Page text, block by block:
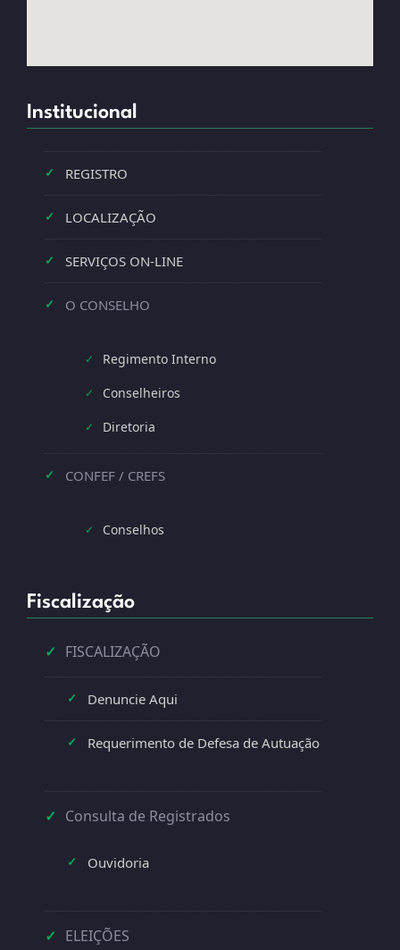
Institucional
✓ REGISTRO
✓ LOCALIZAÇÃO
✓ SERVIÇOS ON-LINE
✓ O CONSELHO
✓ Regimento Interno
✓ Conselheiros
✓ Diretoria
✓ CONFEF / CREFS
✓ Conselhos
Fiscalização
✓ FISCALIZAÇÃO
✓ Denuncie Aqui
✓ Requerimento de Defesa de Autuação
✓ Consulta de Registrados
✓ Ouvidoria
✓ ELEIÇÕES